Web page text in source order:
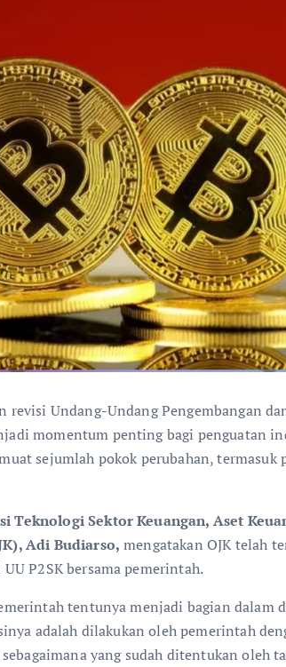
revisi Undang-Undang Pengembangan
momentum penting bagi penguatan
sejumlah pokok perubahan, termasuk
Teknologi Sektor Keuangan, Aset
Adi Budiarso, mengatakan OJK telah
P2SK bersama pemerintah.
tentunya menjadi bagian dalam
adalah dilakukan oleh pemerintah
yang sudah ditentukan oleh